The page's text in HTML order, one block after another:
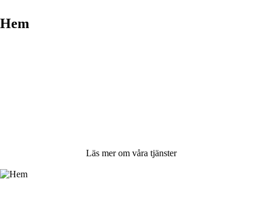
Hem
Läs mer om våra tjänster